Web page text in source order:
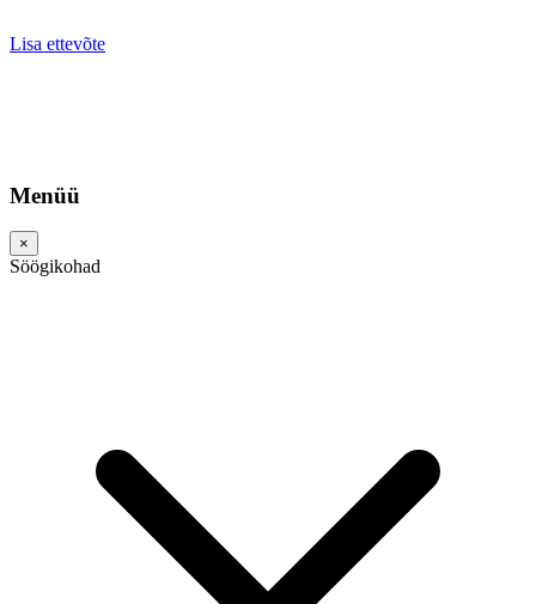
Lisa ettevõte
Menüü
×
Söögikohad